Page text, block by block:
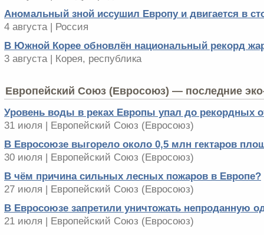
Аномальный зной иссушил Европу и двигается в
4 августа | Россия
В Южной Корее обновлён национальный рекорд
3 августа | Корея, республика
Европейский Cоюз (Евросоюз) — последние
Уровень воды в реках Европы упал до рекордных
31 июля | Европейский Cоюз (Евросоюз)
В Евросоюзе выгорело около 0,5 млн гектаров
30 июля | Европейский Cоюз (Евросоюз)
В чём причина сильных лесных пожаров в Европе?
27 июля | Европейский Cоюз (Евросоюз)
В Евросоюзе запретили уничтожать непроданную
21 июля | Европейский Cоюз (Евросоюз)